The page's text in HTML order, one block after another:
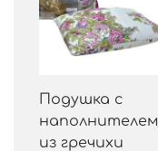
Подушка с
наполнителем
из гречихи